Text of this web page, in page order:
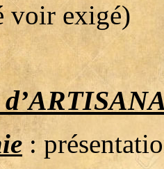
voir exigé)
: